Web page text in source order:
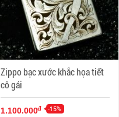
Zippo bạc xước khắc họa tiết
cô gái
1.100.000đ -15%